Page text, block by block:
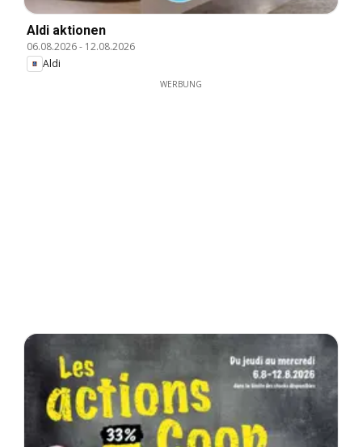
Aldi aktionen
06.08.2026- 12.08.2026
Aldi
WERBUNG